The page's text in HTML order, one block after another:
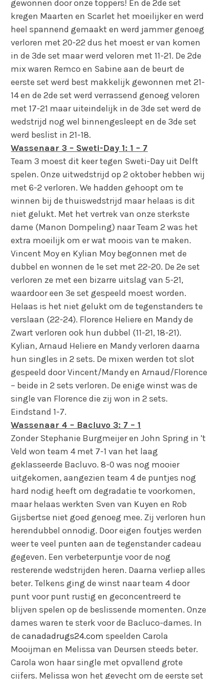
gewonnen door onze toppers! En de 2de set
kregen Maarten en Scarlet het moeilijker en werd
heel spannend gemaakt en werd jammer genoeg
verloren met 20-22 dus het moest er van komen
in de 3de set maar werd veloren met 11-21. De 2de
mix waren Remco en Sabine aan de beurt de
eerste set werd best makkelijk gewonnen met 21-
14 en de 2de set werd verrassend genoeg veloren
met 17-21 maar uiteindelijk in de 3de set werd de
wedstrijd nog wel binnengesleept en de 3de set
werd beslist in 21-18.
Wassenaar 3 – Sweti-Day 1: 1 – 7
Team 3 moest dit keer tegen Sweti-Day uit Delft
spelen. Onze uitwedstrijd op 2 oktober hebben wij
met 6-2 verloren. We hadden gehoopt om te
winnen bij de thuiswedstrijd maar helaas is dit
niet gelukt. Met het vertrek van onze sterkste
dame (Manon Dompeling) naar Team 2 was het
extra moeilijk om er wat moois van te maken.
Vincent Moy en Kylian Moy begonnen met de
dubbel en wonnen de 1e set met 22-20. De 2e set
verloren ze met een bizarre uitslag van 5-21,
waardoor een 3e set gespeeld moest worden.
Helaas is het niet gelukt om de tegenstanders te
verslaan (22-24). Florence Heliere en Mandy de
Zwart verloren ook hun dubbel (11-21, 18-21).
Kylian, Arnaud Heliere en Mandy verloren daarna
hun singles in 2 sets. De mixen werden tot slot
gespeeld door Vincent/Mandy en Arnaud/Florence
– beide in 2 sets verloren. De enige winst was de
single van Florence die zij won in 2 sets.
Eindstand 1-7.
Wassenaar 4 – Bacluvo 3: 7 – 1
Zonder Stephanie Burgmeijer en John Spring in ’t
Veld won team 4 met 7-1 van het laag
geklasseerde Bacluvo. 8-0 was nog mooier
uitgekomen, aangezien team 4 de puntjes nog
hard nodig heeft om degradatie te voorkomen,
maar helaas werkten Sven van Kuyen en Rob
Gijsbertse niet goed genoeg mee. Zij verloren hun
herendubbel onnodig. Door eigen foutjes werden
weer te veel punten aan de tegenstander cadeau
gegeven. Een verbeterpuntje voor de nog
resterende wedstrijden heren. Daarna verliep alles
beter. Telkens ging de winst naar team 4 door
punt voor punt rustig en geconcentreerd te
blijven spelen op de beslissende momenten. Onze
dames waren te sterk voor de Bacluco-dames. In
decanadadrugs24.com speelden Carola
Mooijman en Melissa van Deursen steeds beter.
Carola won haar single met opvallend grote
cijfers. Melissa won het gevecht om de eerste set